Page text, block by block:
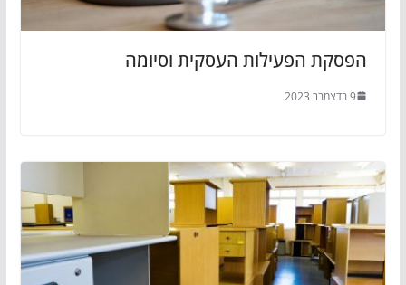
הפסקת הפעילות העסקית וסיומה
9 בדצמבר 2023